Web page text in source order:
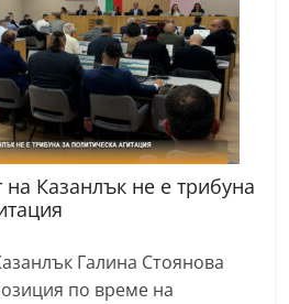
Казанлък не е трибуна
Галина Стоянова
по време на